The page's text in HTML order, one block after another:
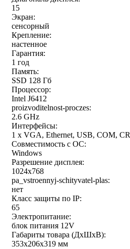
15
Экран:
сенсорный
Крепление:
настенное
Гарантия:
1 год
Память:
SSD 128 Гб
Процессор:
Intel J6412
proizvoditelnost-proczes:
2.6 GHz
Интерфейсы:
1 x VGA, Ethernet, USB, COM, CR
Совместимость с ОС:
Windows
Разрешение дисплея:
1024x768
pa_vstroennyj-schityvatel-plas:
нет
Класс защиты по IP:
65
Электропитание:
блок питания 12V
Габариты товара (ДxШxВ):
353x206x319 мм